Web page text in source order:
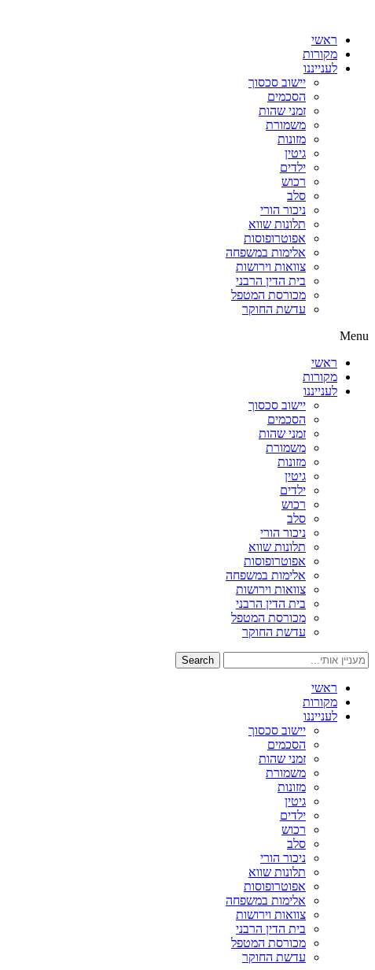
ראשי
מקורות
לענייננו
יישוב סכסוך
הסכמים
זמני שהות
משמורת
מזונות
גיטין
ילדים
רכוש
סלב
ניכור הורי
תלונות שווא
אפוטרופוסות
אלימות במשפחה
צוואות וירושות
בית הדין הרבני
מכורסת המטפל
עדשת החוקר
Menu
ראשי
מקורות
לענייננו
יישוב סכסוך
הסכמים
זמני שהות
משמורת
מזונות
גיטין
ילדים
רכוש
סלב
ניכור הורי
תלונות שווא
אפוטרופוסות
אלימות במשפחה
צוואות וירושות
בית הדין הרבני
מכורסת המטפל
עדשת החוקר
Search
ראשי
מקורות
לענייננו
יישוב סכסוך
הסכמים
זמני שהות
משמורת
מזונות
גיטין
ילדים
רכוש
סלב
ניכור הורי
תלונות שווא
אפוטרופוסות
אלימות במשפחה
צוואות וירושות
בית הדין הרבני
מכורסת המטפל
עדשת החוקר